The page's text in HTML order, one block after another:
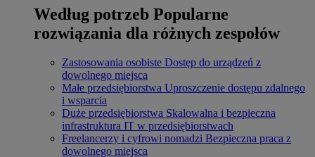
Według potrzeb Popularne
rozwiązania dla różnych zespołów
Zastosowania osobiste Dostęp do urządzeń z
dowolnego miejsca
Małe przedsiębiorstwa Uproszczenie dostępu zdalnego
i wsparcia
Duże przedsiębiorstwa Skalowalna i bezpieczna
infrastruktura IT w przedsiębiorstwach
Freelancerzy i cyfrowi nomadzi Bezpieczna praca z
dowolnego miejsca